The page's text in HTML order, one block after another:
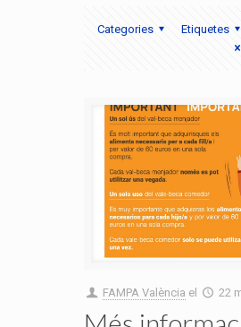
Categories
Etiquetes
FAMPA València el 22